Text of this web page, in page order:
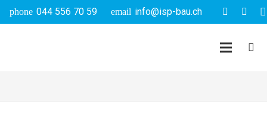
phone 044 556 70 59 email info@isp-bau.ch